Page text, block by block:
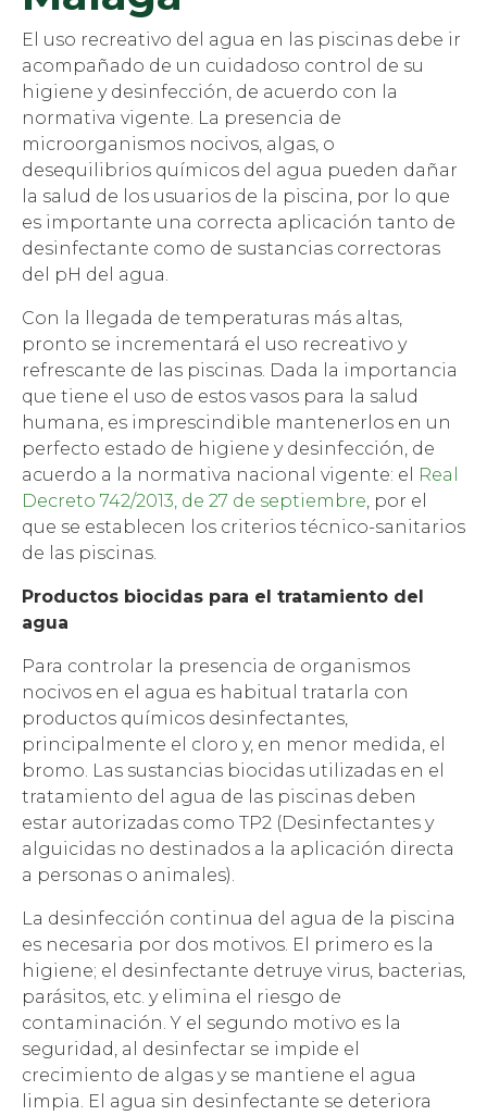
El uso recreativo del agua en las piscinas debe ir
acompañado de un cuidadoso control de su
higiene y desinfección, de acuerdo con la
normativa vigente. La presencia de
microorganismos nocivos, algas, o
desequilibrios químicos del agua pueden dañar
la salud de los usuarios de la piscina, por lo que
es importante una correcta aplicación tanto de
desinfectante como de sustancias correctoras
del pH del agua.
Con la llegada de temperaturas más altas,
pronto se incrementará el uso recreativo y
refrescante de las piscinas. Dada la importancia
que tiene el uso de estos vasos para la salud
humana, es imprescindible mantenerlos en un
perfecto estado de higiene y desinfección, de
acuerdo a la normativa nacional vigente: el
Real
Decreto 742/2013, de 27 de septiembre, por el
que se establecen los criterios técnico-sanitarios
de las piscinas.
Productos biocidas para el tratamiento del
agua
Para controlar la presencia de organismos
nocivos en el agua es habitual tratarla con
productos químicos desinfectantes,
principalmente el cloro y, en menor medida, el
bromo. Las sustancias biocidas utilizadas en el
tratamiento del agua de las piscinas deben
estar autorizadas como TP2 (Desinfectantes y
alguicidas no destinados a la aplicación directa
a personas o animales).
La desinfección continua del agua de la piscina
es necesaria por dos motivos. El primero es la
higiene; el desinfectante detruye virus, bacterias,
parásitos, etc. y elimina el riesgo de
contaminación. Y el segundo motivo es la
seguridad, al desinfectar se impide el
crecimiento de algas y se mantiene el agua
limpia. El agua sin desinfectante se deteriora